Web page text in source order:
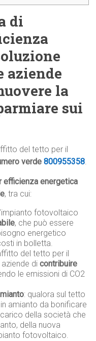
di
aziende
la
sui
del tetto per il
verde 800955358.
efficienza energetica
, tra cui:
l’impianto fotovoltaico
, che può essere
energetico
in bolletta.
del tetto per il
dicontribuire
le emissioni di CO2
: qualora sul tetto
amianto da bonificare
della società che
della nuova
fotovoltaico.